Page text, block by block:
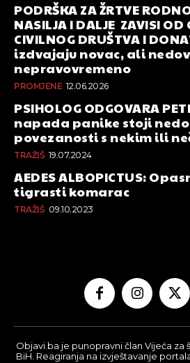
PODRŠKA ZA ŽRTVE
NASILJA I DALJE ZAVISI OD
CIVILNOG DRUŠTVA I
izdvajaju novac, ali
nepravovremeno
PROMJENE 12.06.2026
PSIHOLOG ODGOVARA
napada panike stoji
povezanosti s nekim ili
TRAŽIŠ 19.07.2024
AEDES ALBOPICTUS:
tigrasti komarac
TRAŽIŠ 09.10.2023
Objavi.ba je punopravni član Vijeća za
BiH. Reagiranja na izvještavanje